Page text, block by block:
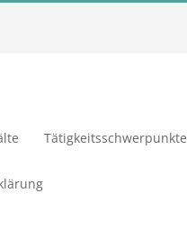
Tätigkeitsschwerpunkte